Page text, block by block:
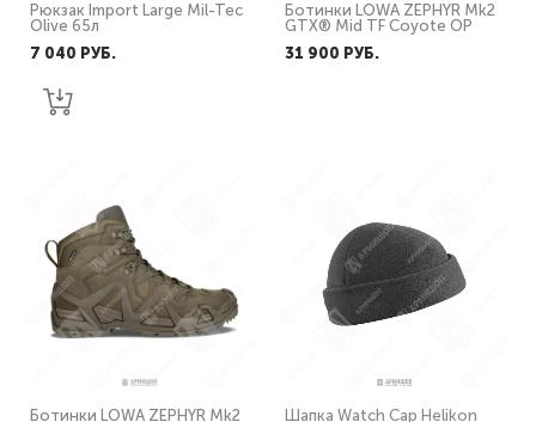
Рюкзак Import Large Mil-Tec
Olive 65л
7 040 PУБ.
Ботинки LOWA ZEPHYR Mk2
GTX® Mid TF Coyote OP
31 900 PУБ.
Ботинки LOWA ZEPHYR Mk2
Шапка Watch Cap Helikon